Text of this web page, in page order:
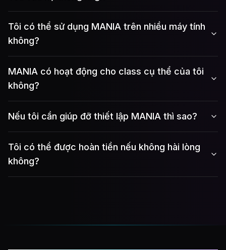
Tôi có thể sử dụng MANIA trên nhiều máy tính
không?
MANIA có hoạt động cho class cụ thể của tôi
không?
Nếu tôi cần giúp đỡ thiết lập MANIA thì sao?
Tôi có thể được hoàn tiền nếu không hài lòng
không?